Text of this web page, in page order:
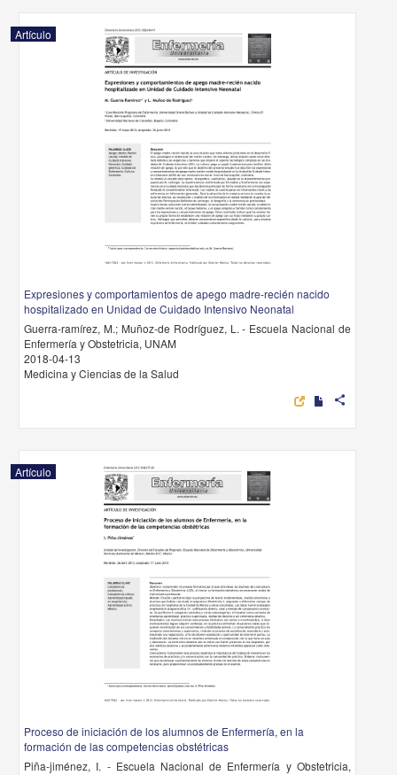
Artículo
Expresiones y comportamientos de apego madre-recién nacido
hospitalizado en Unidad de Cuidado Intensivo Neonatal
Guerra-ramírez, M.; Muñoz-de Rodríguez, L. - Escuela Nacional de
Enfermería y Obstetricia, UNAM
2018-04-13
Medicina y Ciencias de la Salud
share
Artículo
Proceso de iniciación de los alumnos de Enfermería, en la
formación de las competencias obstétricas
Piña-jiménez, I. - Escuela Nacional de Enfermería y Obstetricia,